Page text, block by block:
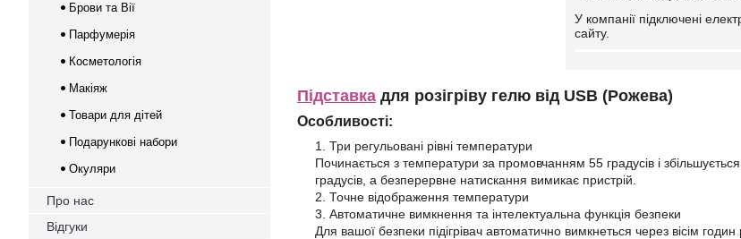
У компанії підключені
сайту.
Підставка для розігріву гелю від USB (Рожева)
Особливості:
Три регульовані рівні температури
Починається з температури за промовчанням 55 градусів і
градусів, а безперервне натискання вимикає пристрій.
Точне відображення температури
Автоматичне вимкнення та інтелектуальна функція безпеки
Для вашої безпеки підігрівач автоматично вимкнеться через вісім
Брови та Вії
Парфумерія
Косметологія
Макіяж
Товари для дітей
Подарункові набори
Окуляри
Про нас
Відгуки